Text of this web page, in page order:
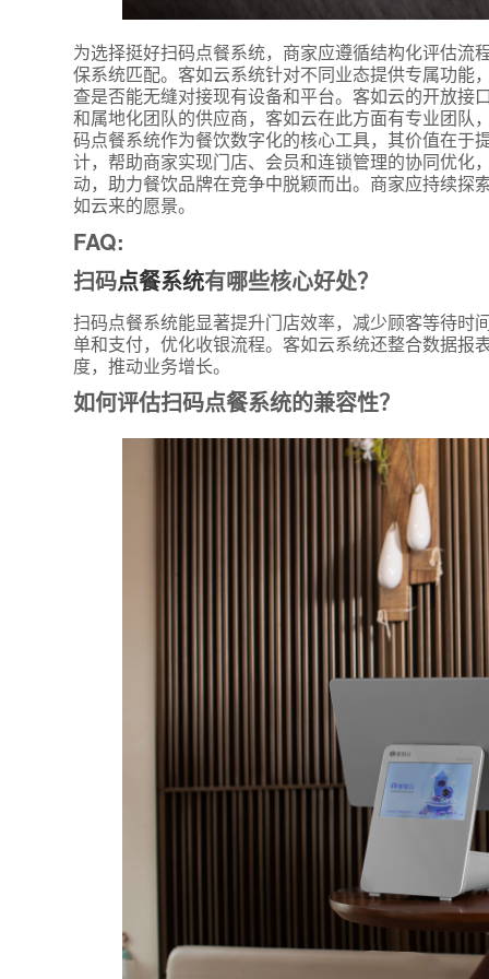
为选择挺好扫码点餐系统，商家应遵循结构化评估
保系统匹配。客如云系统针对不同业态提供专属功
查是否能无缝对接现有设备和平台。客如云的开放
和属地化团队的供应商，客如云在此方面有专业团队
码点餐系统作为餐饮数字化的核心工具，其价值在
计，帮助商家实现门店、会员和连锁管理的协同优
动，助力餐饮品牌在竞争中脱颖而出。商家应持续
如云来的愿景。
FAQ:
扫码点餐系统有哪些核心好处？
扫码点餐系统能显著提升门店效率，减少顾客等待
单和支付，优化收银流程。客如云系统还整合数据
度，推动业务增长。
如何评估扫码点餐系统的兼容性？